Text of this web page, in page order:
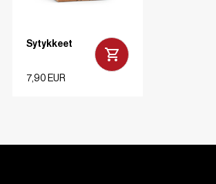
Sytykkeet
7,90 EUR